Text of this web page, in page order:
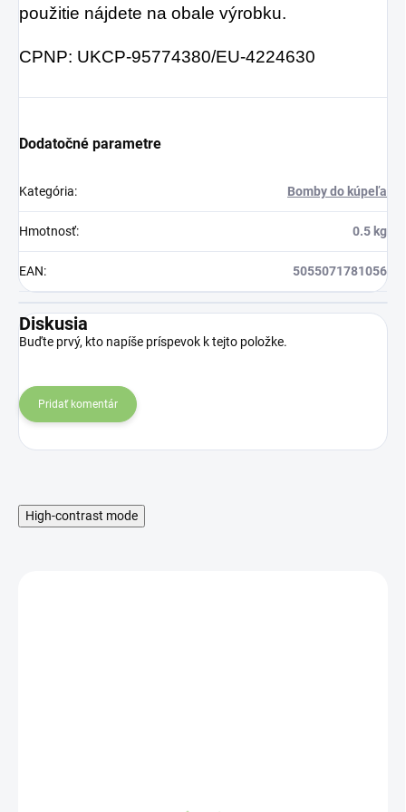
použitie nájdete na obale výrobku.
CPNP: UKCP-95774380/EU-4224630
Dodatočné parametre
Kategória: Bomby do kúpeľa
Hmotnosť: 0.5 kg
EAN: 5055071781056
Diskusia
Buďte prvý, kto napíše príspevok k tejto položke.
Pridať komentár
High-contrast mode